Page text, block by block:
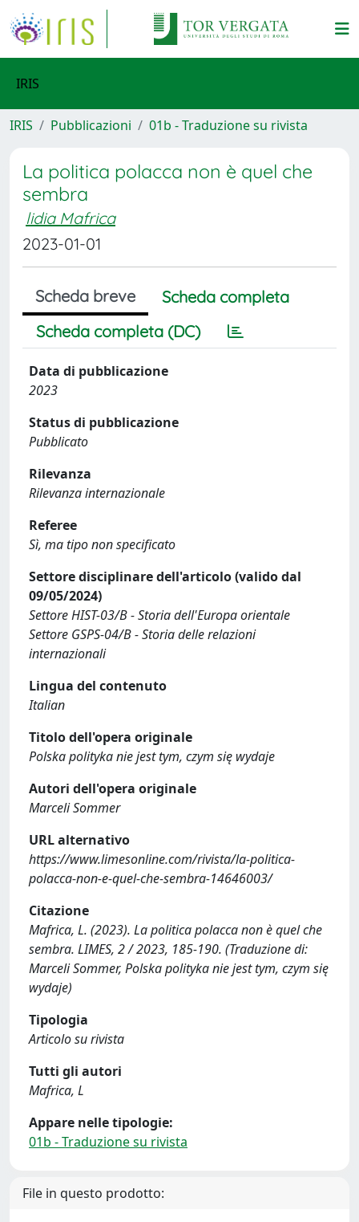
IRIS
IRIS Pubblicazioni 01b - Traduzione su rivista
La politica polacca non è quel che
sembra
lidia Mafrica
2023-01-01
Scheda breve
Scheda completa
Scheda completa (DC)
Data di pubblicazione
2023
Status di pubblicazione
Pubblicato
Rilevanza
Rilevanza internazionale
Referee
Sì, ma tipo non specificato
Settore disciplinare dell'articolo (valido dal
09/05/2024)
Settore HIST-03/B - Storia dell'Europa orientale
Settore GSPS-04/B - Storia delle relazioni
internazionali
Lingua del contenuto
Italian
Titolo dell'opera originale
Polska polityka nie jest tym, czym się wydaje
Autori dell'opera originale
Marceli Sommer
URL alternativo
https://www.limesonline.com/rivista/la-politica-
polacca-non-e-quel-che-sembra-14646003/
Citazione
Mafrica, L. (2023). La politica polacca non è quel che
sembra. LIMES, 2 / 2023, 185-190. (Traduzione di:
Marceli Sommer, Polska polityka nie jest tym, czym się
wydaje)
Tipologia
Articolo su rivista
Tutti gli autori
Mafrica, L
Appare nelle tipologie:
01b - Traduzione su rivista
File in questo prodotto: